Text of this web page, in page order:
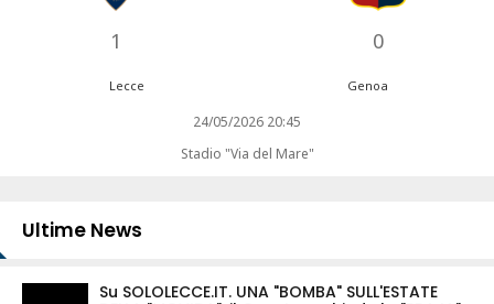
1 0
Lecce Genoa
24/05/2026 20:45
Stadio "Via del Mare"
Ultime News
Su SOLOLECCE.IT. UNA "BOMBA" SULL'ESTATE